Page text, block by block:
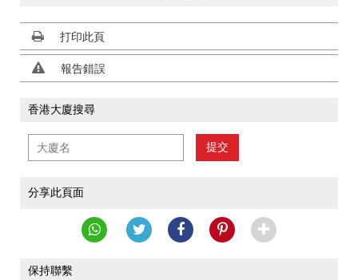
打印此頁
報告錯誤
香港大廈搜尋
提交
分享此頁面
保持聯繫